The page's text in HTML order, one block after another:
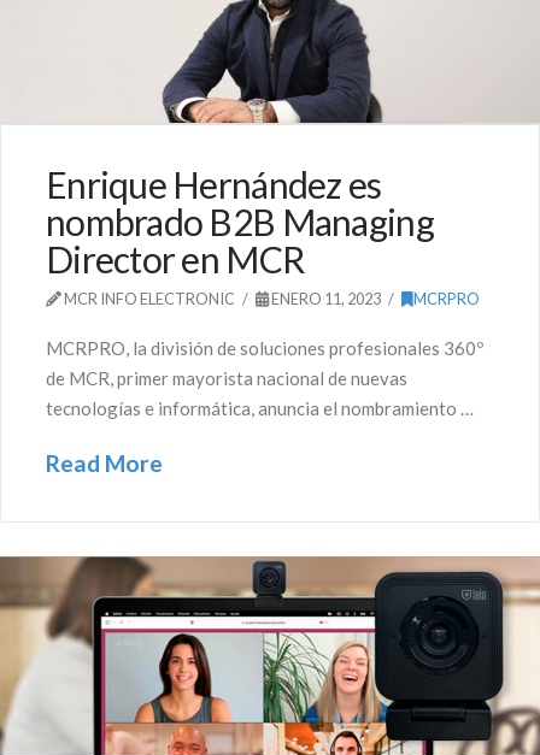
Enrique Hernández es
nombrado B2B Managing
Director en MCR
MCR INFO ELECTRONIC ENERO 11, 2023 MCRPRO
MCRPRO, la división de soluciones profesionales 360º
de MCR, primer mayorista nacional de nuevas
tecnologías e informática, anuncia el nombramiento …
Read More